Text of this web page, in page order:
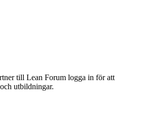
till Lean Forum logga in för att
utbildningar.